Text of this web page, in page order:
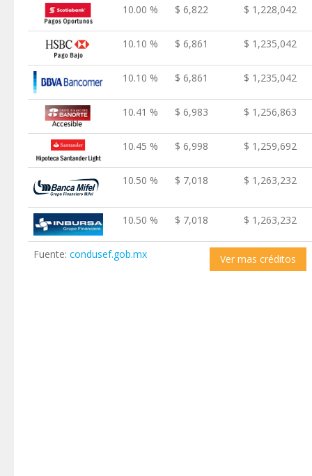
10.00 % $ 6,822 $ 1,228,042
10.10 % $ 6,861 $ 1,235,042
10.10 % $ 6,861 $ 1,235,042
10.41 % $ 6,983 $ 1,256,863
10.45 % $ 6,998 $ 1,259,692
10.50 % $ 7,018 $ 1,263,232
10.50 % $ 7,018 $ 1,263,232
Fuente: condusef.gob.mx Ver mas créditos